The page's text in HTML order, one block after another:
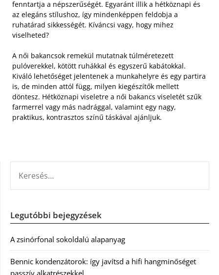
fenntartja a népszerűségét. Egyaránt illik a hétköznapi és
az elegáns stílushoz, így mindenképpen feldobja a
ruhatárad sikkességét. Kíváncsi vagy, hogy mihez
viselheted?
A női bakancsok remekül mutatnak túlméretezett
pulóverekkel, kötött ruhákkal és egyszerű kabátokkal.
Kiváló lehetőséget jelentenek a munkahelyre és egy partira
is, de minden attól függ, milyen kiegészítők mellett
döntesz. Hétköznapi viseletre a női bakancs viseletét szűk
farmerrel vagy más nadrággal, valamint egy nagy,
praktikus, kontrasztos színű táskával ajánljuk.
Legutóbbi bejegyzések
A zsinórfonal sokoldalú alapanyag
Bennic kondenzátorok: így javítsd a hifi hangminőséget
passzív alkatrészekkel